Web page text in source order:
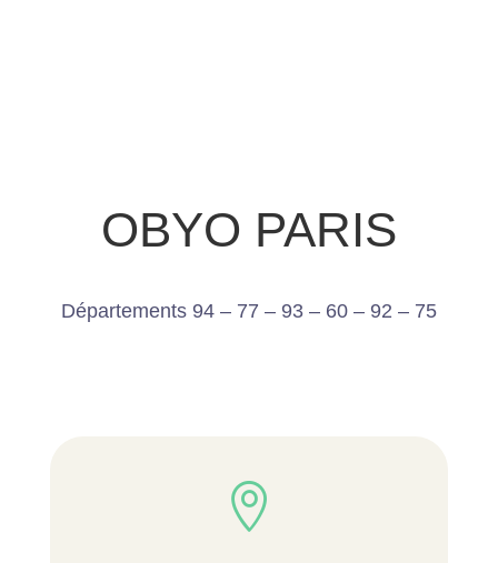
OBYO PARIS
Départements 94 – 77 – 93 – 60 – 92 – 75
